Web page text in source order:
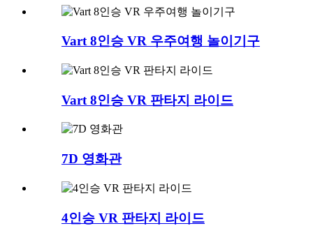
Vart 8인승 VR 우주여행 놀이기구
Vart 8인승 VR 판타지 라이드
7D 영화관
4인승 VR 판타지 라이드